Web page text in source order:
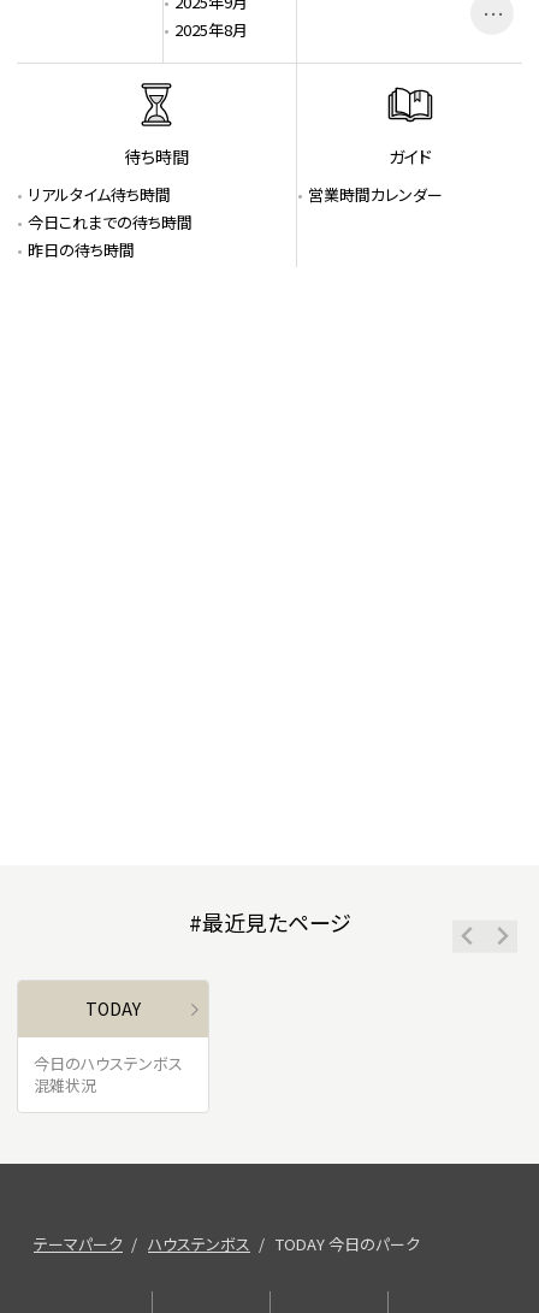
2025年8月
スカイカルーセル2F
スカイカルーセル3F
白い観覧車
宇宙のファンタジア
アスレチックSKYフロア
…
待ち時間
リアルタイム待ち時間
今日これまでの待ち時間
昨日の待ち時間
ガイド
営業時間カレンダー
#最近見たページ
TODAY
今日のハウステンボス
混雑状況
テーマパーク ハウステンボス TODAY 今日のパーク